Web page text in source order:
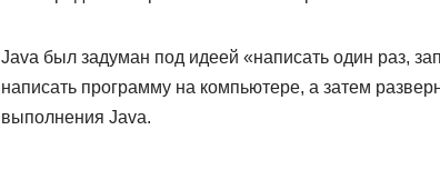
Java был задуман под идеей «написать один раз,
написать программу на компьютере, а затем
выполнения Java.